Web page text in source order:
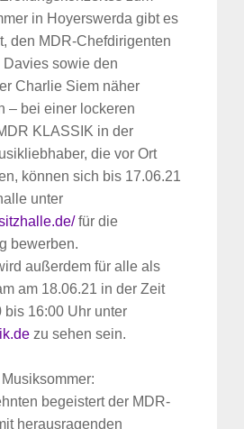
in Hoyerswerda gibt es
den MDR-Chefdirigenten
sowie den
Charlie Siem näher
– bei einer lockeren
KLASSIK in der
die vor Ort
können sich bis 17.06.21
unter
für die
bewerben.
außerdem für alle als
am 18.06.21 in der Zeit
bis 16:00 Uhr unter
zu sehen sein.
begeistert der MDR-
herausragenden